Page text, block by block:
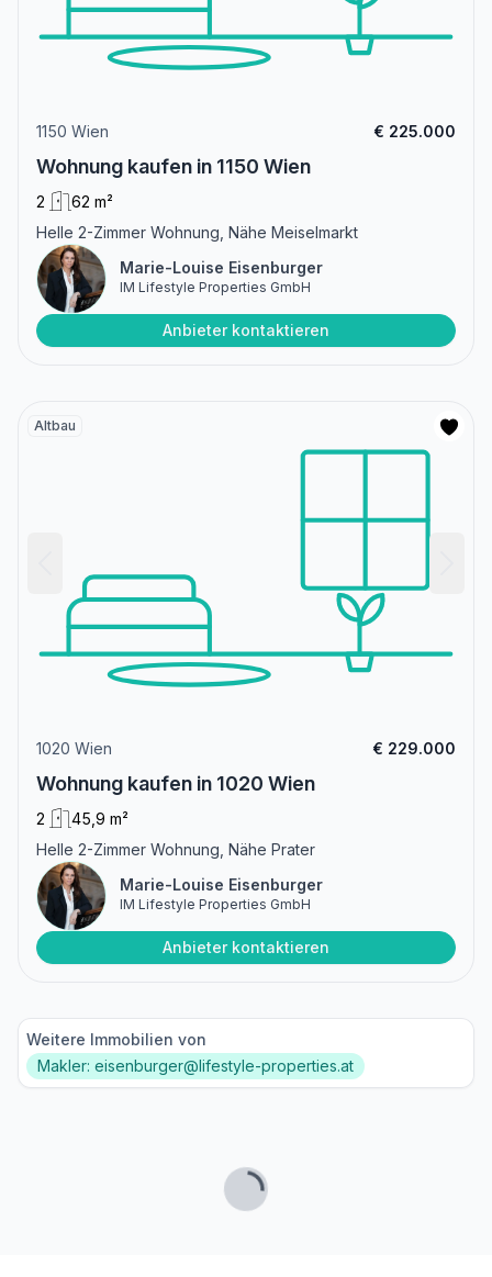
1150 Wien € 225.000
Wohnung kaufen in 1150 Wien
2
62 m²
Helle 2-Zimmer Wohnung, Nähe Meiselmarkt
Marie-Louise Eisenburger
IM Lifestyle Properties GmbH
Anbieter kontaktieren
Altbau
1020 Wien € 229.000
Wohnung kaufen in 1020 Wien
2
45,9 m²
Helle 2-Zimmer Wohnung, Nähe Prater
Marie-Louise Eisenburger
IM Lifestyle Properties GmbH
Anbieter kontaktieren
Weitere Immobilien von
Makler: eisenburger@lifestyle-properties.at